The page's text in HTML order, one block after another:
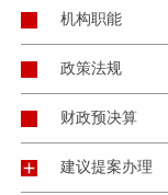
机构职能
政策法规
财政预决算
建议提案办理